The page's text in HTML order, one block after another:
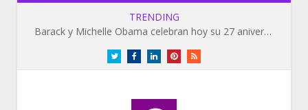
TRENDING
Barack y Michelle Obama celebran hoy su 27 aniversario de bodas
TwitterFacebookLinkedInPinterestRSS